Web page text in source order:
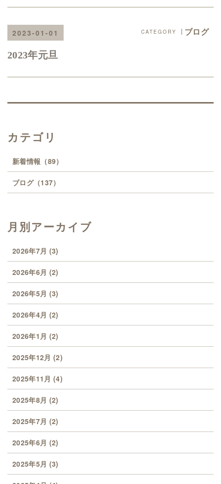
ブログ
2023-01-01
2023年元旦
カテゴリ
新着情報 （89）
ブログ（137）
月別アーカイブ
2026年7月 (3)
2026年6月 (2)
2026年5月 (3)
2026年4月 (2)
2026年1月 (2)
2025年12月 (2)
2025年11月 (4)
2025年8月 (2)
2025年7月 (2)
2025年6月 (2)
2025年5月 (3)